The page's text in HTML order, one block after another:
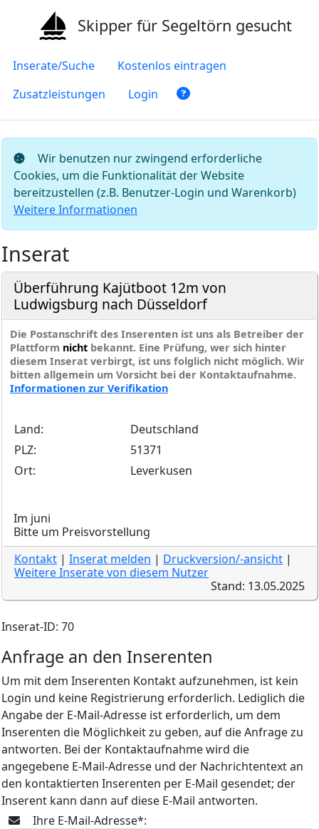
Skipper für Segeltörn gesucht
Inserate/Suche
Kostenlos eintragen
Zusatzleistungen
Login
Wir benutzen nur zwingend erforderliche
Cookies, um die Funktionalität der Website
bereitzustellen (z.B. Benutzer-Login und Warenkorb)
Weitere Informationen
Inserat
Überführung Kajütboot 12m von
Ludwigsburg nach Düsseldorf
Die Postanschrift des Inserenten ist uns als Betreiber der
Plattform nicht bekannt. Eine Prüfung, wer sich hinter
diesem Inserat verbirgt, ist uns folglich nicht möglich. Wir
bitten allgemein um Vorsicht bei der Kontaktaufnahme.
Informationen zur Verifikation
Land:
Deutschland
PLZ:
51371
Ort:
Leverkusen
Im juni
Bitte um Preisvorstellung
Kontakt | Inserat melden | Druckversion/-ansicht |
Weitere Inserate von diesem Nutzer
Stand: 13.05.2025
Inserat-ID: 70
Anfrage an den Inserenten
Um mit dem Inserenten Kontakt aufzunehmen, ist kein
Login und keine Registrierung erforderlich. Lediglich die
Angabe der E-Mail-Adresse ist erforderlich, um dem
Inserenten die Möglichkeit zu geben, auf die Anfrage zu
antworten. Bei der Kontaktaufnahme wird die
angegebene E-Mail-Adresse und der Nachrichtentext an
den kontaktierten Inserenten per E-Mail gesendet; der
Inserent kann dann auf diese E-Mail antworten.
Ihre E-Mail-Adresse*: